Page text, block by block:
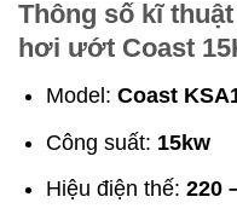
Thông số kĩ
hơi ướt Coast
Model:Coast
Công suất: 15kw
Hiệu điện thế:220